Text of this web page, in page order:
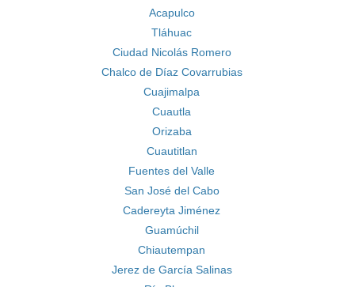
Acapulco
Tláhuac
Ciudad Nicolás Romero
Chalco de Díaz Covarrubias
Cuajimalpa
Cuautla
Orizaba
Cuautitlan
Fuentes del Valle
San José del Cabo
Cadereyta Jiménez
Guamúchil
Chiautempan
Jerez de García Salinas